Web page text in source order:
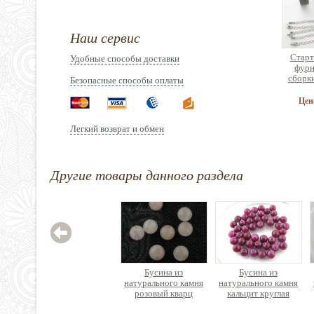
Наш сервис
Удобные способы доставки
Безопасные способы оплаты
Легкий возврат и обмен
Другие товары данного раздела
Бусина из
натурального камня
розовый кварц
Бусина из
натурального камня
кальцит круглая